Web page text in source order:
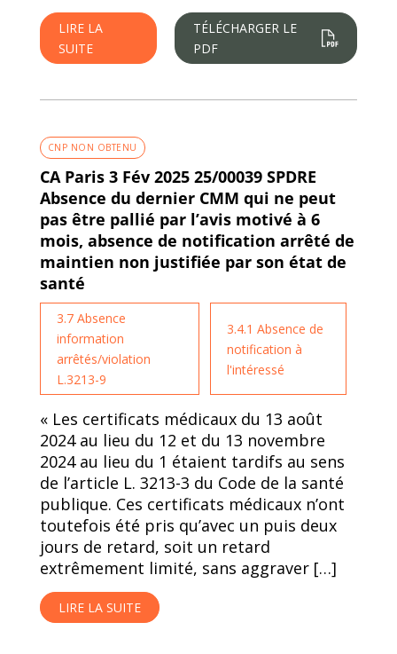
LIRE LA
SUITE
TÉLÉCHARGER LE
PDF
CNP NON OBTENU
CA Paris 3 Fév 2025 25/00039 SPDRE
Absence du dernier CMM qui ne peut
pas être pallié par l’avis motivé à 6
mois, absence de notification arrêté de
maintien non justifiée par son état de
santé
3.7 Absence
information
arrêtés/violation
L.3213-9
3.4.1 Absence de
notification à
l'intéressé
« Les certificats médicaux du 13 août
2024 au lieu du 12 et du 13 novembre
2024 au lieu du 1 étaient tardifs au sens
de l’article L. 3213-3 du Code de la santé
publique. Ces certificats médicaux n’ont
toutefois été pris qu’avec un puis deux
jours de retard, soit un retard
extrêmement limité, sans aggraver […]
LIRE LA SUITE